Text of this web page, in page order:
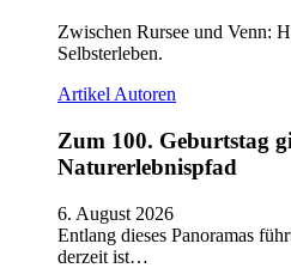
Zwischen Rursee und Venn:
Selbsterleben.
Artikel Autoren
Zum 100. Geburtstag
Naturerlebnispfad
6. August 2026
Entlang dieses Panoramas
derzeit ist…